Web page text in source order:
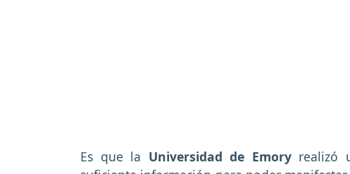
Es que la Universidad de Emory realizó